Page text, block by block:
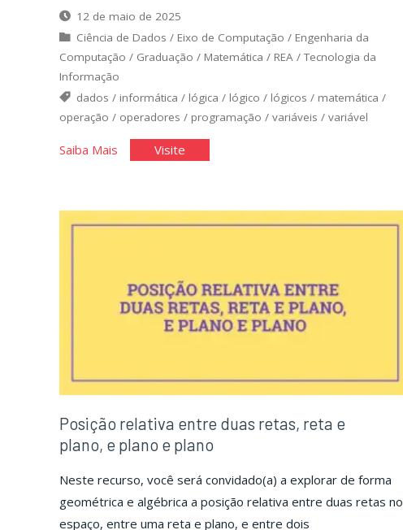
12 de maio de 2025
Ciência de Dados / Eixo de Computação / Engenharia da
Computação / Graduação / Matemática / REA/Tecnologia da
Informação
dados / informática / lógica / lógico / lógicos / matemática /
operação / operadores / programação / variáveis / variável
Saiba Mais"Desenvolvendo
Visite"Desenvolvendo
Posição relativa entre duas retas, reta e
plano, e plano e plano
Neste recurso, você será convidado(a) a explorar de forma
geométrica e algébrica a posição relativa entre duas retas no
espaço, entre uma reta e plano, e entre dois